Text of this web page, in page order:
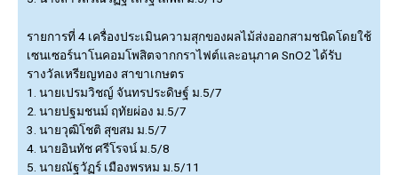
รายการที่ 4 เครื่องประเมินความสุกของผลไม้ส่งออกสามชนิดโดยใช้
เซนเซอร์นาโนคอมโพสิตจากกราไฟต์และอนุภาค SnO2 ได้รับ
รางวัลเหรียญทอง สาขาเกษตร
1. นายเปรมวิชญ์ จันทรประดิษฐ์ ม.5/7
2. นายปฐมชนม์ ฤทัยผ่อง ม.5/7
3. นายวุฒิโชติ สุขสม ม.5/7
4. นายอินทัช ศรีโรจน์ ม.5/8
5. นายณัฐวัฏร์ เมืองพรหม ม.5/11